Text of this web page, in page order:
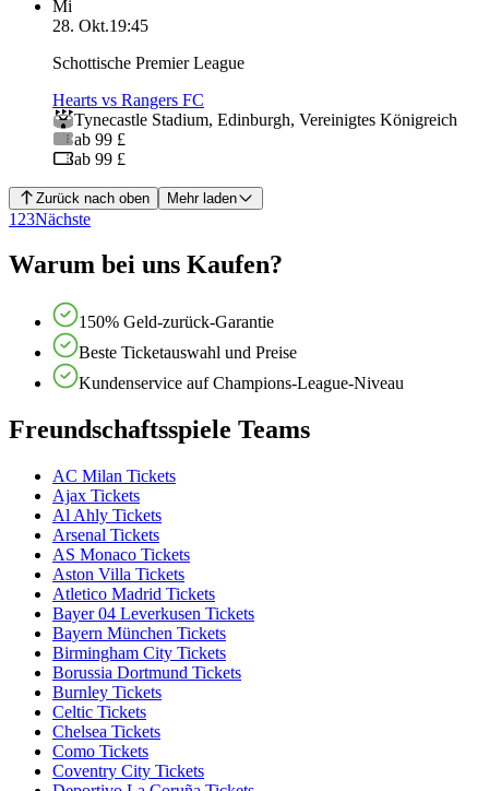
Mi
28. Okt.19:45
Schottische Premier League
Hearts vs Rangers FC
Tynecastle Stadium, Edinburgh, Vereinigtes Königreich
ab 99 £
ab 99 £
Zurück nach oben Mehr laden
1 23Nächste
Warum bei uns Kaufen?
150% Geld-zurück-Garantie
Beste Ticketauswahl und Preise
Kundenservice auf Champions-League-Niveau
Freundschaftsspiele Teams
AC Milan Tickets
Ajax Tickets
Al Ahly Tickets
Arsenal Tickets
AS Monaco Tickets
Aston Villa Tickets
Atletico Madrid Tickets
Bayer 04 Leverkusen Tickets
Bayern München Tickets
Birmingham City Tickets
Borussia Dortmund Tickets
Burnley Tickets
Celtic Tickets
Chelsea Tickets
Como Tickets
Coventry City Tickets